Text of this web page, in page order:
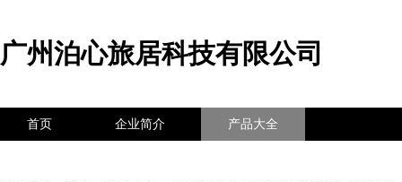
广州泊心旅居科技有限公司
首页 企业简介 产品大全